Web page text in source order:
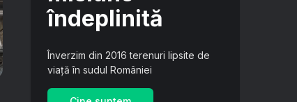
îndeplinită
Înverzim din 2016 terenuri lipsite de
viață în sudul României